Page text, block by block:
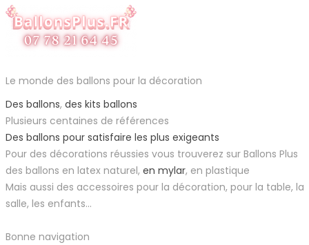
Le monde des ballons pour la décoration
Des ballons, des kits ballons
Plusieurs centaines de références
Des ballons pour satisfaire les plus exigeants
Pour des décorations réussies vous trouverez sur Ballons Plus
des ballons en latex naturel, en mylar, en plastique
Mais aussi des accessoires pour la décoration, pour la table, la
salle, les enfants...
Bonne navigation